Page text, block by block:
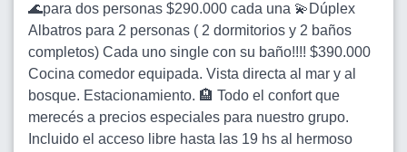
🌊para dos personas $290.000 cada una 💫Dúplex
Albatros para 2 personas ( 2 dormitorios y 2 baños
completos) Cada uno single con su baño!!!! $390.000
Cocina comedor equipada. Vista directa al mar y al
bosque. Estacionamiento. 🏨 Todo el confort que
merecés a precios especiales para nuestro grupo.
Incluido el acceso libre hasta las 19 hs al hermoso